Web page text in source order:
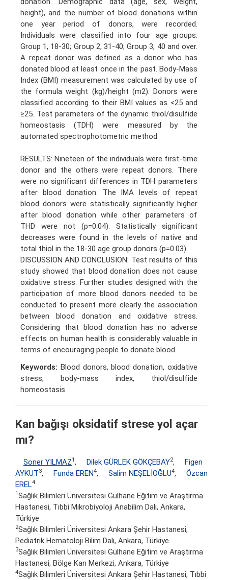
height), and the number of blood donations within
one year period of donors, were recorded.
Individuals were classified into four age groups:
Group 1, 18-30; Group 2, 31-40; Group 3, 40 and over.
A repeat donor was defined as a donor who has
donated blood at least once in the past. Body-Mass
Index (BMI) measurement was calculated by use of
the formula weight (kg)/height (m2). Donors were
classified according to their BMI values as <25 and
≥25. Test parameters of the dynamic thiol/disulfide
homeostasis (TDH) were measured by the
automated spectrophotometric method.
RESULTS: Nineteen of the individuals were first-time
donor and the others were repeat donors. There
were no significant differences in TDH parameters
after blood donation. The IMA levels of repeat
blood donors were statistically significantly higher
after blood donation while other parameters of
THD were not (p=0.04). Statistically significant
decreases were found in the levels of native and
total thiol in the 18-30 age group donors (p=0.03).
DISCUSSION AND CONCLUSION: Test results of this
study showed that blood donation does not cause
oxidative stress. Further studies designed with the
participation of more blood donors needed to be
conducted to present more clearly the association
between blood donation and oxidative stress.
Considering that blood donation has no adverse
effects on human health is considerably valuable in
terms of encouraging people to donate blood.
Keywords: Blood donors, blood donation, oxidative
stress, body-mass index, thiol/disulfide
homeostasis
Kan bağışı oksidatif strese yol açar
mı?
Soner YILMAZ1 , Dilek GÜRLEK GÖKÇEBAY2,
Figen
AYKUT3, Funda EREN4, Salim NEŞELİOĞLU4,
Özcan
EREL4
1 Sağlık Bilimleri Üniversitesi Gülhane Eğitim ve Araştırma
Hastanesi, Tıbbi Mikrobiyoloji Anabilim Dalı, Ankara,
Türkiye
2Sağlık Bilimleri Üniversitesi Ankara Şehir Hastanesi,
Pediatrik Hematoloji Bilim Dalı, Ankara, Türkiye
3Sağlık Bilimleri Üniversitesi Gülhane Eğitim ve Araştırma
Hastanesi, Bölge Kan Merkezi, Ankara, Türkiye
4Sağlık Bilimleri Üniversitesi Ankara Şehir Hastanesi, Tıbbi